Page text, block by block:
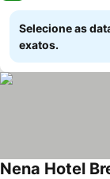
Selecione as
exatos.
Nena Hotel